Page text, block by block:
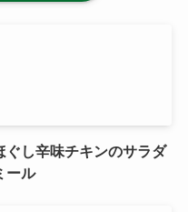
ぐし辛味チキンのサラダ
ール